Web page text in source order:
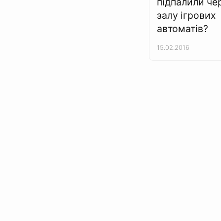
залу ігрових
автоматів?
15.02.2016